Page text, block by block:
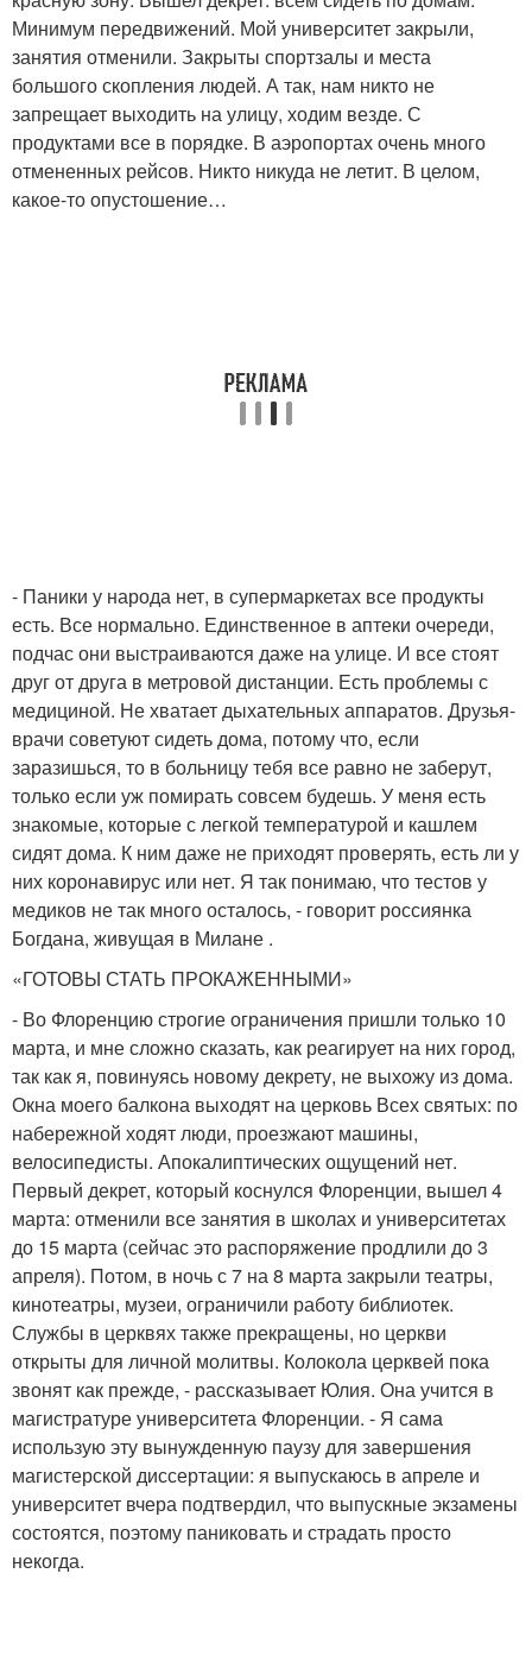
Минимум передвижений. Мой университет закрыли,
занятия отменили. Закрыты спортзалы и места
большого скопления людей. А так, нам никто не
запрещает выходить на улицу, ходим везде. С
продуктами все в порядке. В аэропортах очень много
отмененных рейсов. Никто никуда не летит. В целом,
какое-то опустошение…
- Паники у народа нет, в супермаркетах все продукты
есть. Все нормально. Единственное в аптеки очереди,
подчас они выстраиваются даже на улице. И все стоят
друг от друга в метровой дистанции. Есть проблемы с
медициной. Не хватает дыхательных аппаратов. Друзья-
врачи советуют сидеть дома, потому что, если
заразишься, то в больницу тебя все равно не заберут,
только если уж помирать совсем будешь. У меня есть
знакомые, которые с легкой температурой и кашлем
сидят дома. К ним даже не приходят проверять, есть ли у
них коронавирус или нет. Я так понимаю, что тестов у
медиков не так много осталось, - говорит россиянка
Богдана, живущая в Милане .
«ГОТОВЫ СТАТЬ ПРОКАЖЕННЫМИ»
- Во Флоренцию строгие ограничения пришли только 10
марта, и мне сложно сказать, как реагирует на них город,
так как я, повинуясь новому декрету, не выхожу из дома.
Окна моего балкона выходят на церковь Всех святых: по
набережной ходят люди, проезжают машины,
велосипедисты. Апокалиптических ощущений нет.
Первый декрет, который коснулся Флоренции, вышел 4
марта: отменили все занятия в школах и университетах
до 15 марта (сейчас это распоряжение продлили до 3
апреля). Потом, в ночь с 7 на 8 марта закрыли театры,
кинотеатры, музеи, ограничили работу библиотек.
Службы в церквях также прекращены, но церкви
открыты для личной молитвы. Колокола церквей пока
звонят как прежде, - рассказывает Юлия. Она учится в
магистратуре университета Флоренции. - Я сама
использую эту вынужденную паузу для завершения
магистерской диссертации: я выпускаюсь в апреле и
университет вчера подтвердил, что выпускные экзамены
состоятся, поэтому паниковать и страдать просто
некогда.